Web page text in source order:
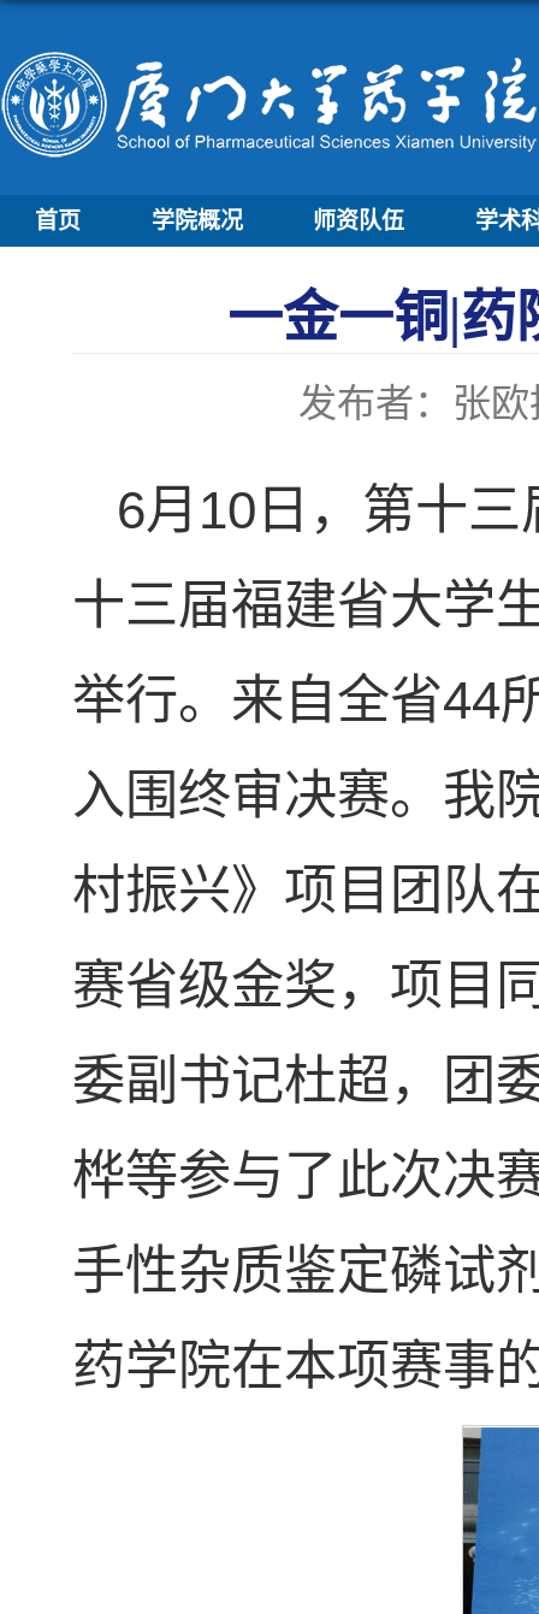
首页 学院概况 师资队伍 学术
一金一铜|药
发布者：张欧
6月10日，第十三
十三届福建省大学
举行。来自全省44
入围终审决赛。我
村振兴》项目团队
赛省级金奖，项目
委副书记杜超，团
桦等参与了此次决
手性杂质鉴定磷试
药学院在本项赛事